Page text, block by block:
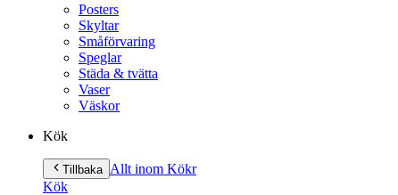
Posters
Skyltar
Småförvaring
Speglar
Städa & tvätta
Vaser
Väskor
Kök
Tillbaka Allt inom Kökr
Kök